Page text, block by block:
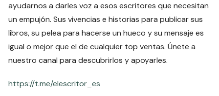
ayudarnos a darles voz a esos escritores que necesitan
un empujón. Sus vivencias e historias para publicar sus
libros, su pelea para hacerse un hueco y su mensaje es
igual o mejor que el de cualquier top ventas. Únete a
nuestro canal para descubrirlos y apoyarles.
https://t.me/elescritor_es